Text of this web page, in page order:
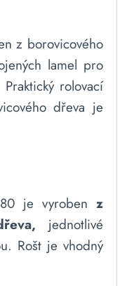
z borovicového
lamel pro
Praktický rolovací
dřeva je
je vyroben z
jednotlivé
Rošt je vhodný